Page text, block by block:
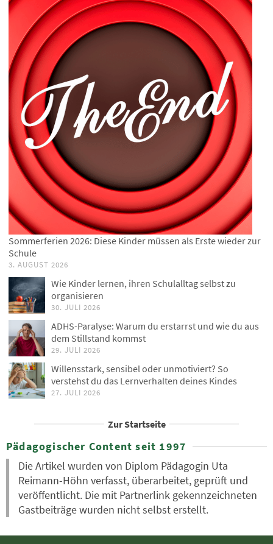
Sommerferien 2026: Diese Kinder müssen als Erste wieder zur
Schule
3. AUGUST 2026
Wie Kinder lernen, ihren Schulalltag selbst zu
organisieren
30. JULI 2026
ADHS-Paralyse: Warum du erstarrst und wie du aus
dem Stillstand kommst
29. JULI 2026
Willensstark, sensibel oder unmotiviert? So
verstehst du das Lernverhalten deines Kindes
27. JULI 2026
Zur Startseite
Pädagogischer Content seit 1997
Die Artikel wurden von Diplom Pädagogin Uta
Reimann-Höhn verfasst, überarbeitet, geprüft und
veröffentlicht. Die mit Partnerlink gekennzeichneten
Gastbeiträge wurden nicht selbst erstellt.